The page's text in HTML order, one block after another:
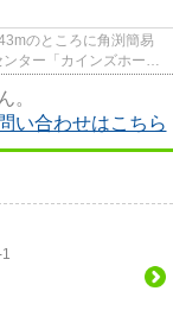
のところに角渕簡易
ター「カインズホーム
。
い合わせはこちら